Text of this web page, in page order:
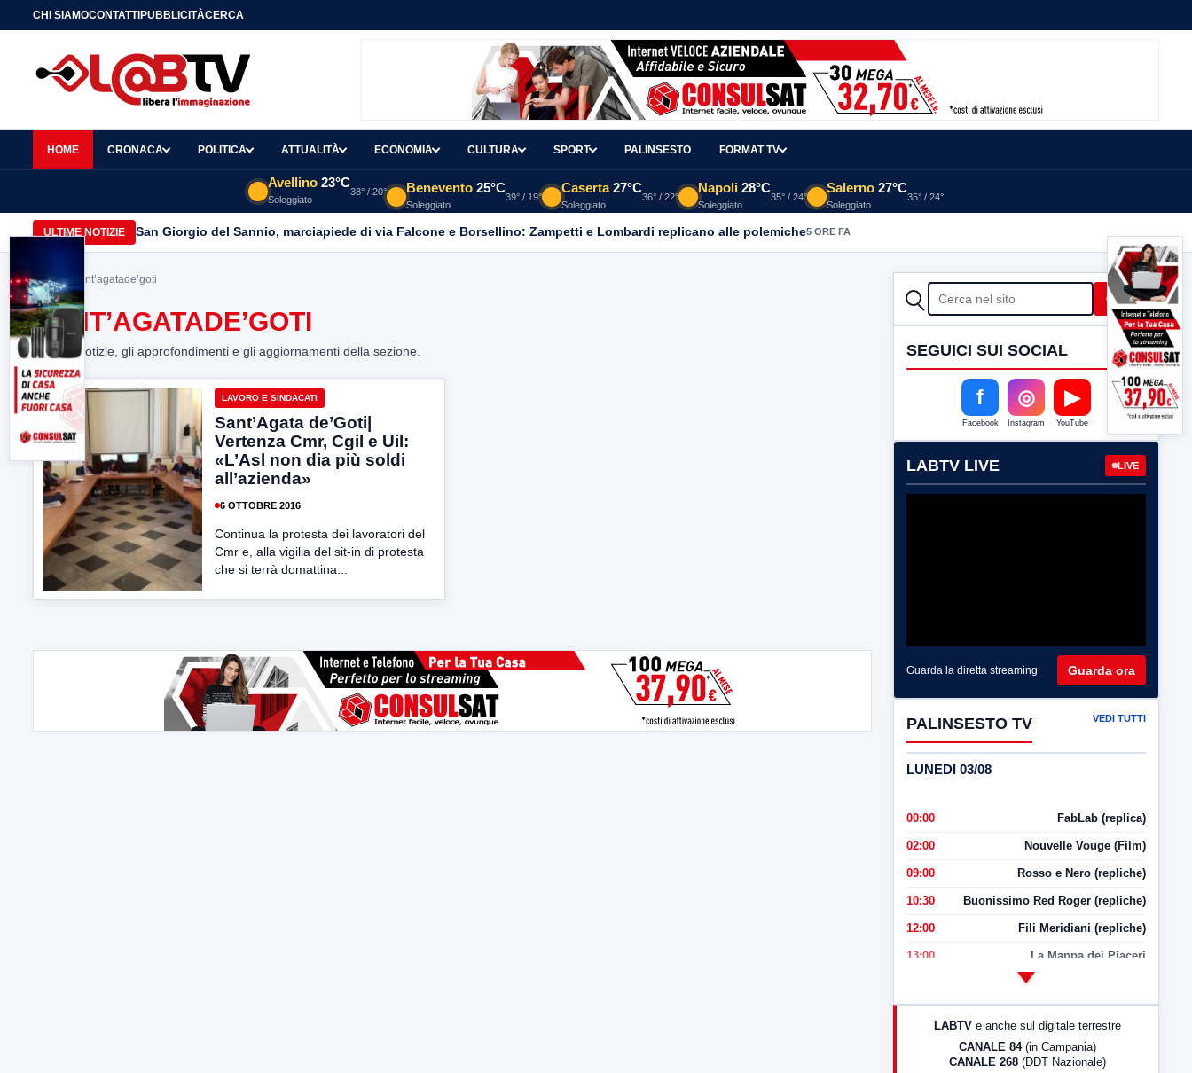
CHI SIAMOCONTATTIPUBBLICITÀCERCA
HOME CRONACA POLITICA ATTUALITÀ ECONOMIA CULTURA SPORT PALINSESTO FORMAT TV
Avellino 23°C
Soleggiato
38° / 20° Benevento 25°C
Soleggiato
39° / 19°
Caserta 27°C
Soleggiato
36° / 22°
Napoli 28°C
Soleggiato
35° / 24°
Salerno 27°C
Soleggiato
35° / 24°
ULTIME NOTIZIE San Giorgio del Sannio, marciapiede di via Falcone e Borsellino: Zampetti e Lombardi replicano alle polemiche5 ORE FA
Home> sant’agatade’goti
SANT’AGATADE’GOTI
Tutte le notizie, gli approfondimenti e gli aggiornamenti della sezione.
LAVORO E SINDACATI
Sant’Agata de’Goti|
Vertenza Cmr, Cgil e Uil:
«L’Asl non dia più soldi
all’azienda»
6 OTTOBRE 2016
Continua la protesta dei lavoratori del
Cmr e, alla vigilia del sit-in di protesta
che si terrà domattina...
CERCA Cerca
SEGUICI SUI SOCIAL
f
Facebook
◎
Instagram
▶
YouTube
LABTV LIVE LIVE
Guarda la diretta streaming Guarda ora
PALINSESTO TV VEDI TUTTI
LUNEDI 03/08
00:00 FabLab (replica)
02:00 Nouvelle Vouge (Film)
09:00 Rosso e Nero (repliche)
10:30 Buonissimo Red Roger (repliche)
12:00 Fili Meridiani (repliche)
13:00 La Mappa dei Piaceri
LabNews (Diretta)
LABTV e anche sul digitale terrestre
CANALE 84 (in Campania)
CANALE 268 (DDT Nazionale)